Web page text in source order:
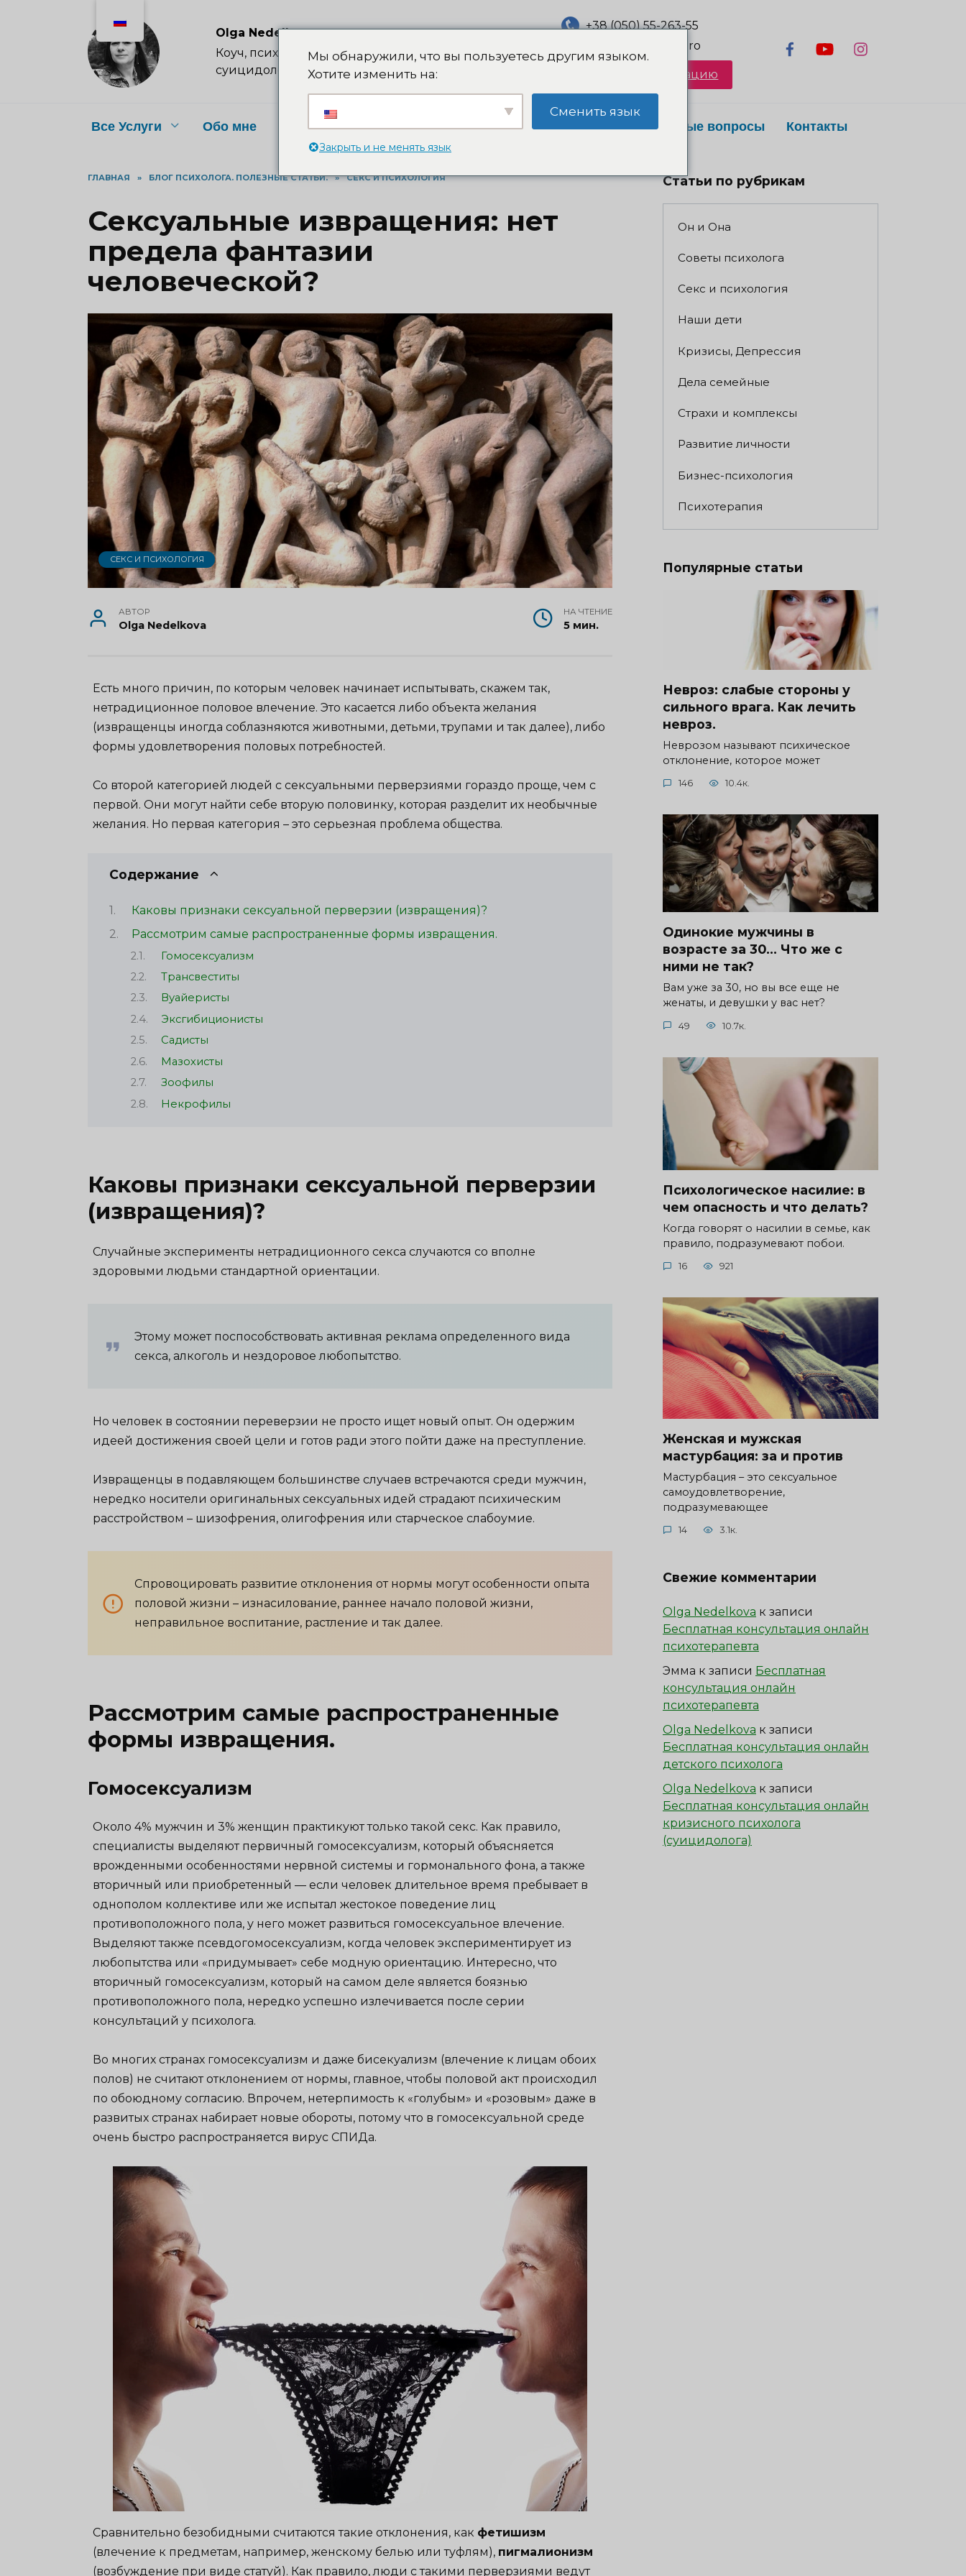
Olga Nedelkova
Коуч, психолог, психотерапевт,
суицидолог
+38 (050) 55-263-55
info@nedelkova.pro
Записаться на консультацию
Все Услуги Обо мне Цены Бесплатная Консультация Блог (Статьи) Частые вопросы Контакты
ГЛАВНАЯ » БЛОГ ПСИХОЛОГА. ПОЛЕЗНЫЕ СТАТЬИ. » СЕКС И ПСИХОЛОГИЯ
Сексуальные извращения: нет
предела фантазии
человеческой?
СЕКС И ПСИХОЛОГИЯ
АВТОР
Olga Nedelkova
НА ЧТЕНИЕ
5 мин.
Есть много причин, по которым человек начинает испытывать, скажем так,
нетрадиционное половое влечение. Это касается либо объекта желания
(извращенцы иногда соблазняются животными, детьми, трупами и так далее), либо
формы удовлетворения половых потребностей.
Со второй категорией людей с сексуальными перверзиями гораздо проще, чем с
первой. Они могут найти себе вторую половинку, которая разделит их необычные
желания. Но первая категория – это серьезная проблема общества.
Содержание
Каковы признаки сексуальной перверзии (извращения)?
Рассмотрим самые распространенные формы извращения.
Гомосексуализм
Трансвеститы
Вуайеристы
Эксгибиционисты
Садисты
Мазохисты
Зоофилы
Некрофилы
Каковы признаки сексуальной перверзии
(извращения)?
Случайные эксперименты нетрадиционного секса случаются со вполне
здоровыми людьми стандартной ориентации.
Этому может поспособствовать активная реклама определенного вида
секса, алкоголь и нездоровое любопытство.
Но человек в состоянии переверзии не просто ищет новый опыт. Он одержим
идеей достижения своей цели и готов ради этого пойти даже на преступление.
Извращенцы в подавляющем большинстве случаев встречаются среди мужчин,
нередко носители оригинальных сексуальных идей страдают психическим
расстройством – шизофрения, олигофрения или старческое слабоумие.
Спровоцировать развитие отклонения от нормы могут особенности опыта
половой жизни – изнасилование, раннее начало половой жизни,
неправильное воспитание, растление и так далее.
Рассмотрим самые распространенные
формы извращения.
Гомосексуализм
Около 4% мужчин и 3% женщин практикуют только такой секс. Как правило,
специалисты выделяют первичный гомосексуализм, который объясняется
врожденными особенностями нервной системы и гормонального фона, а также
вторичный или приобретенный — если человек длительное время пребывает в
однополом коллективе или же испытал жестокое поведение лиц
противоположного пола, у него может развиться гомосексуальное влечение.
Выделяют также псевдогомосексуализм, когда человек экспериментирует из
любопытства или «придумывает» себе модную ориентацию. Интересно, что
вторичный гомосексуализм, который на самом деле является боязнью
противоположного пола, нередко успешно излечивается после серии
консультаций у психолога.
Во многих странах гомосексуализм и даже бисекуализм (влечение к лицам обоих
полов) не считают отклонением от нормы, главное, чтобы половой акт происходил
по обоюдному согласию. Впрочем, нетерпимость к «голубым» и «розовым» даже в
развитых странах набирает новые обороты, потому что в гомосексуальной среде
очень быстро распространяется вирус СПИДа.
Сравнительно безобидными считаются такие отклонения, как фетишизм
(влечение к предметам, например, женскому белью или туфлям), пигмалионизм
(возбуждение при виде статуй). Как правило, люди с такими перверзиями ведут
Статьи по рубрикам
Он и Она
Советы психолога
Секс и психология
Наши дети
Кризисы, Депрессия
Дела семейные
Страхи и комплексы
Развитие личности
Бизнес-психология
Психотерапия
Популярные статьи
Невроз: слабые стороны у
сильного врага. Как лечить
невроз.
Неврозом называют психическое
отклонение, которое может
146 10.4к.
Одинокие мужчины в
возрасте за 30… Что же с
ними не так?
Вам уже за 30, но вы все еще не
женаты, и девушки у вас нет?
49 10.7к.
Психологическое насилие: в
чем опасность и что делать?
Когда говорят о насилии в семье, как
правило, подразумевают побои.
16 921
Женская и мужская
мастурбация: за и против
Мастурбация – это сексуальное
самоудовлетворение,
подразумевающее
14 3.1к.
Свежие комментарии
Olga Nedelkova к записи
Бесплатная консультация онлайн
психотерапевта
Эмма к записи Бесплатная
консультация онлайн
психотерапевта
Olga Nedelkova к записи
Бесплатная консультация онлайн
детского психолога
Olga Nedelkova к записи
Бесплатная консультация онлайн
кризисного психолога
(суицидолога)
Мы обнаружили, что вы пользуетесь другим языком.
Хотите изменить на:
Сменить язык
Закрыть и не менять язык